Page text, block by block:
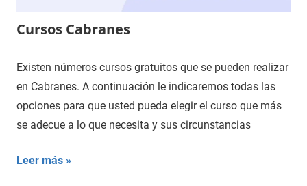
Cursos Cabranes
Existen números cursos gratuitos que se pueden realizar
en Cabranes. A continuación le indicaremos todas las
opciones para que usted pueda elegir el curso que más
se adecue a lo que necesita y sus circunstancias
Leer más